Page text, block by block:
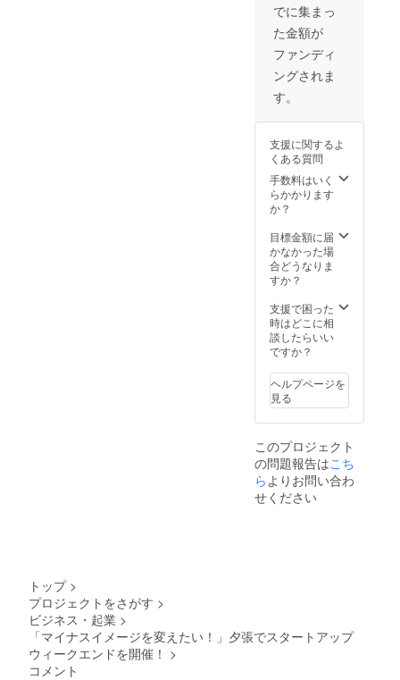
でに集まっ
た金額が
ファンディ
ングされま
す。
支援に関するよ
くある質問
手数料はいく
らかかります
か？
目標金額に届
かなかった場
合どうなりま
すか？
支援で困った
時はどこに相
談したらいい
ですか？
ヘルプページを
見る
このプロジェクト
の問題報告はこち
ら よりお問い合わ
せください
トップ >
プロジェクトをさがす >
ビジネス・起業 >
「マイナスイメージを変えたい！」夕張でスタートアップ
ウィークエンドを開催！ >
コメント